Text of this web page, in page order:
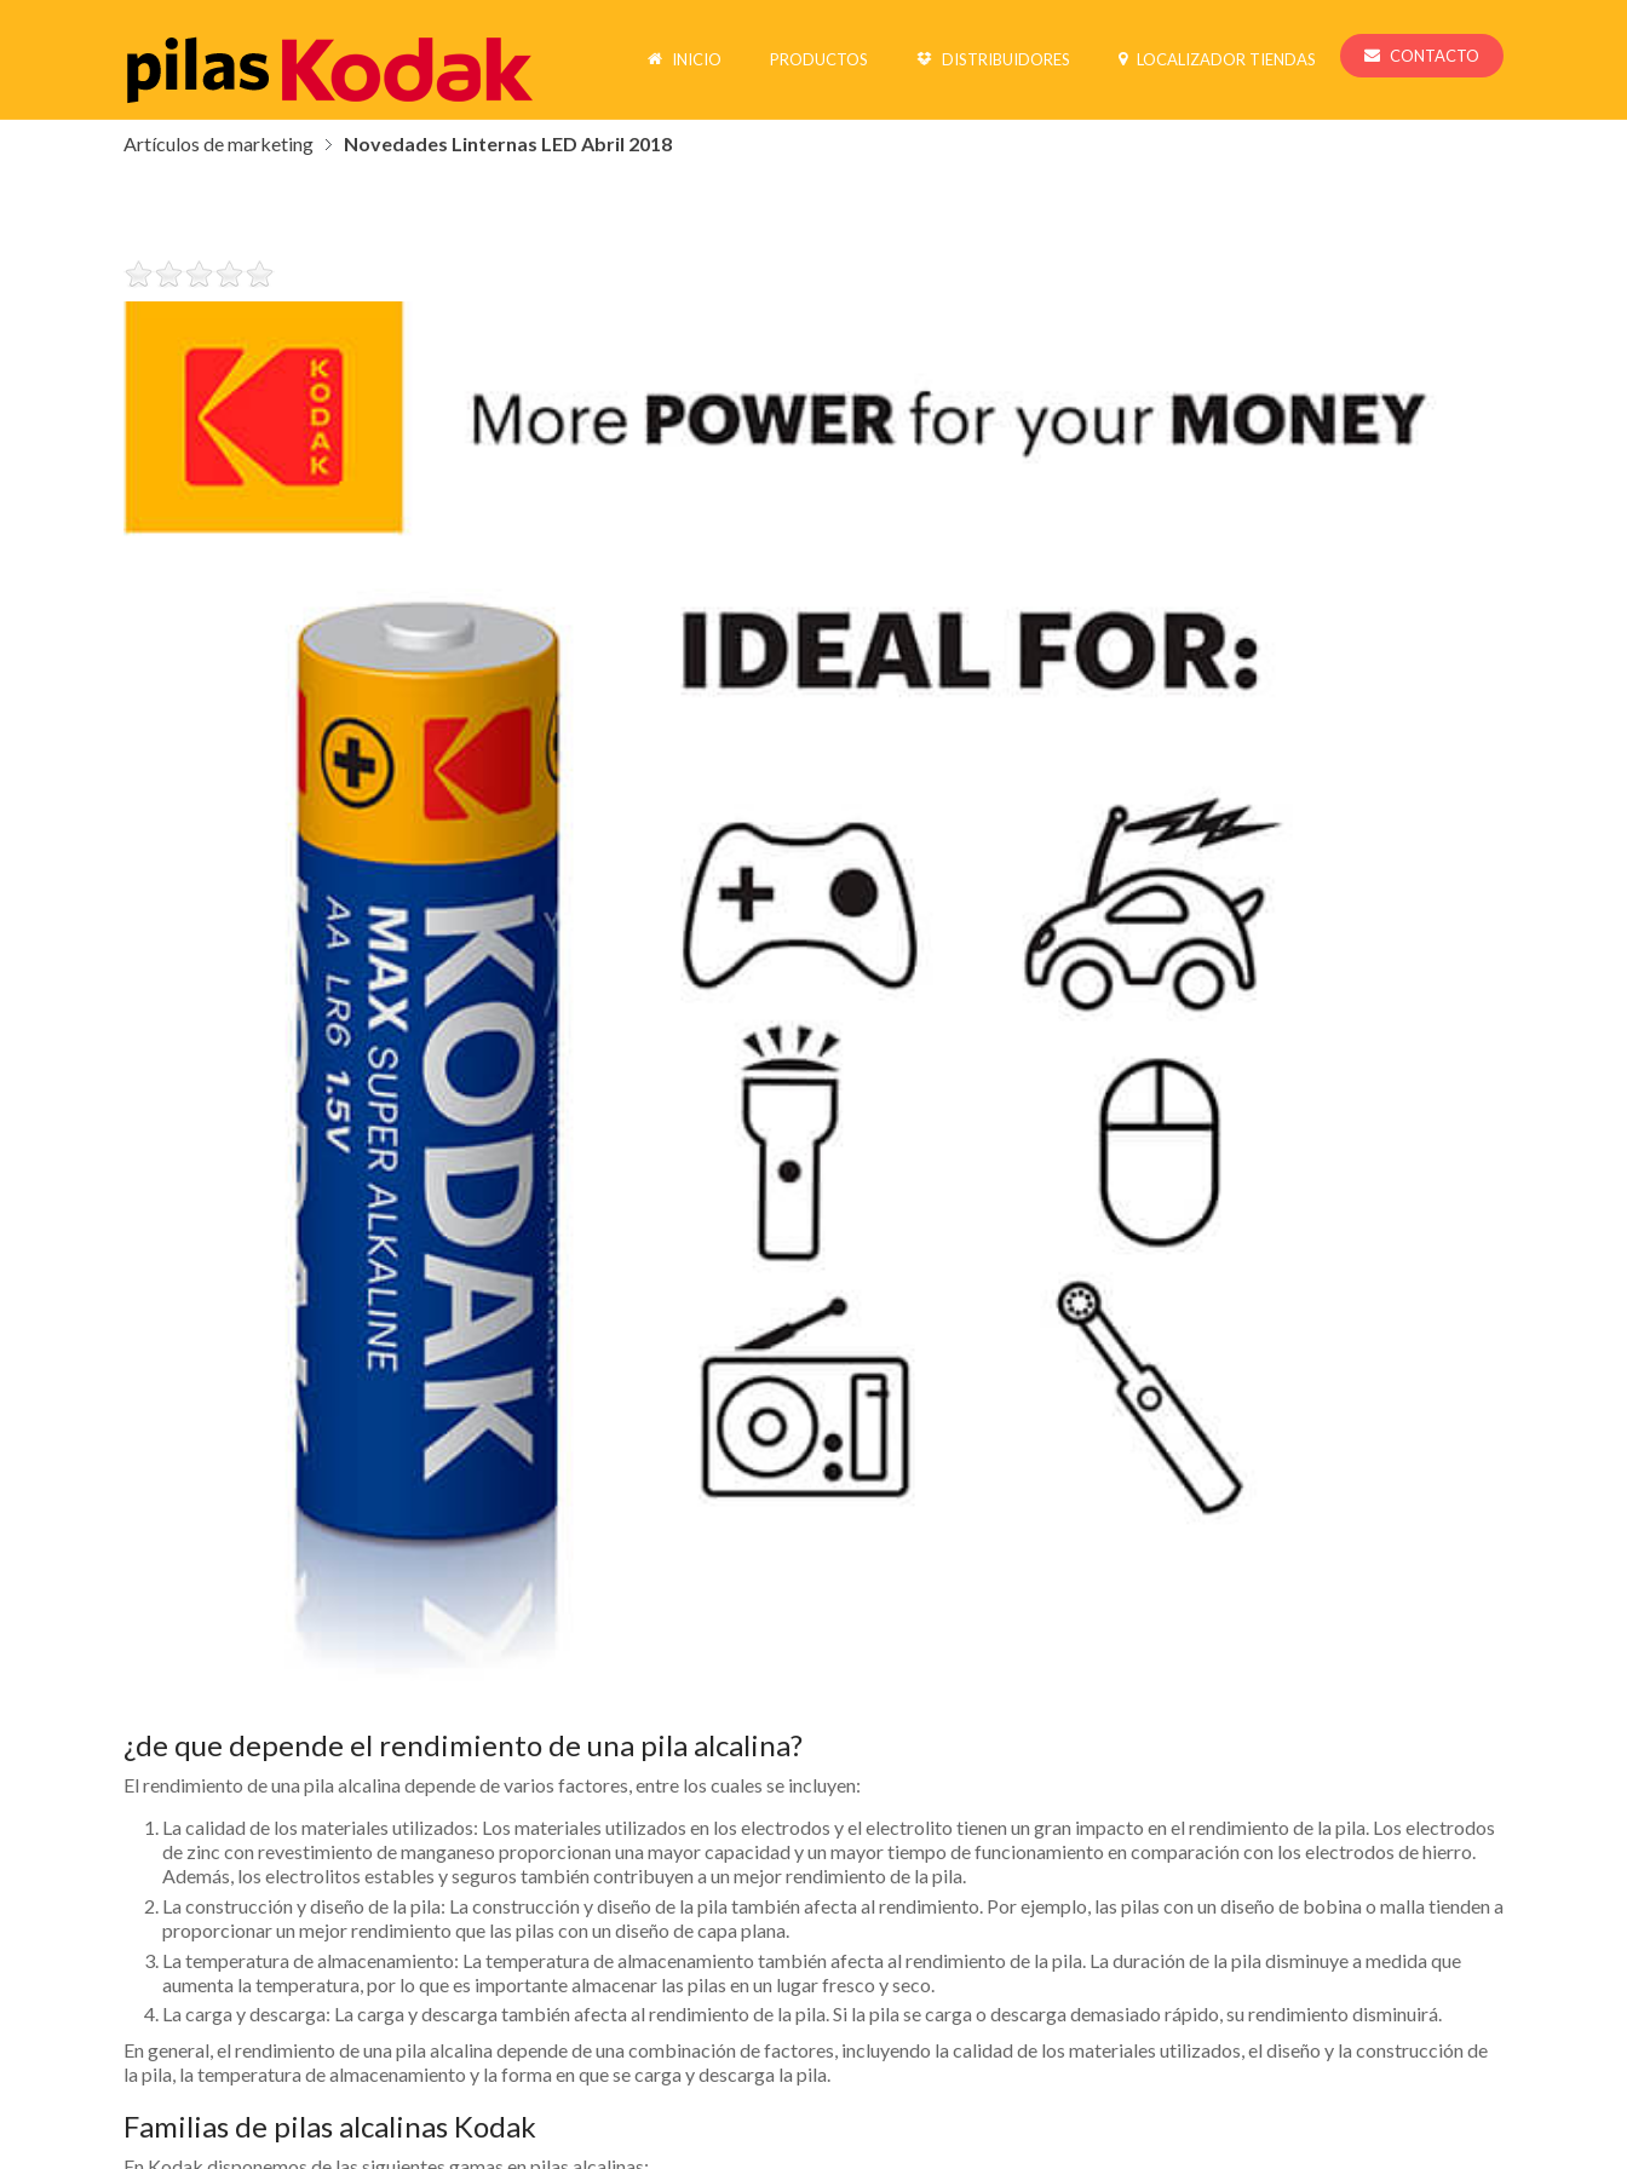
INICIO PRODUCTOS DISTRIBUIDORES LOCALIZADOR TIENDAS CONTACTO
Artículos de marketing Novedades Linternas LED Abril 2018
¿de que depende el rendimiento de una pila alcalina?
El rendimiento de una pila alcalina depende de varios factores, entre los cuales se incluyen:
La calidad de los materiales utilizados: Los materiales utilizados en los electrodos y el electrolito tienen un gran impacto en el rendimiento de la pila. Los electrodos
de zinc con revestimiento de manganeso proporcionan una mayor capacidad y un mayor tiempo de funcionamiento en comparación con los electrodos de hierro.
Además, los electrolitos estables y seguros también contribuyen a un mejor rendimiento de la pila.
La construcción y diseño de la pila: La construcción y diseño de la pila también afecta al rendimiento. Por ejemplo, las pilas con un diseño de bobina o malla tienden a
proporcionar un mejor rendimiento que las pilas con un diseño de capa plana.
La temperatura de almacenamiento: La temperatura de almacenamiento también afecta al rendimiento de la pila. La duración de la pila disminuye a medida que
aumenta la temperatura, por lo que es importante almacenar las pilas en un lugar fresco y seco.
La carga y descarga: La carga y descarga también afecta al rendimiento de la pila. Si la pila se carga o descarga demasiado rápido, su rendimiento disminuirá.
En general, el rendimiento de una pila alcalina depende de una combinación de factores, incluyendo la calidad de los materiales utilizados, el diseño y la construcción de
la pila, la temperatura de almacenamiento y la forma en que se carga y descarga la pila.
Familias de pilas alcalinas Kodak